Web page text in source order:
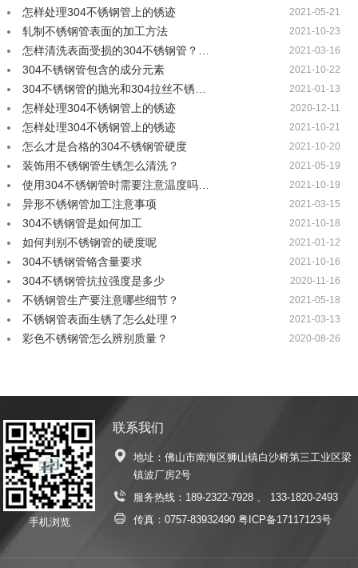
怎样处理304不锈钢管上的锈迹 2021-05-21
轧制不锈钢管表面的加工方法 2021-10-23
怎样清洗表面受损的304不锈钢管？… 2021-03-16
304不锈钢管包含的成分元素 2021-10-22
304不锈钢管的抛光和304拉丝不锈… 2021-01-13
怎样处理304不锈钢管上的锈迹 2020-12-11
怎样处理304不锈钢管上的锈迹 2021-10-21
怎么才是合格的304不锈钢管硬度 2021-10-20
装饰用不锈钢管生锈怎么清洗？ 2021-05-19
使用304不锈钢管时需要注意温度吗… 2021-10-19
异形不锈钢管加工注意事项 2021-03-15
304不锈钢管是如何加工 2021-10-18
如何判别不锈钢管的硬度呢 2021-01-12
304不锈钢管铬含量要求 2021-10-16
304不锈钢管抗拉强度是多少 2020-11-16
不锈钢管生产要注意哪些细节？ 2021-05-18
不锈钢管表面生锈了怎么处理？ 2021-03-13
彩色不锈钢管怎么辨别质量？ 2020-08-26
手机浏览
联系我们
地址：佛山市南海区狮山镇白沙桥第三工业区梁
镇波厂房2号
服务热线： 189-2322-7928、 133-1820-2493
传真：0757-83932490 粤ICP备17117123号